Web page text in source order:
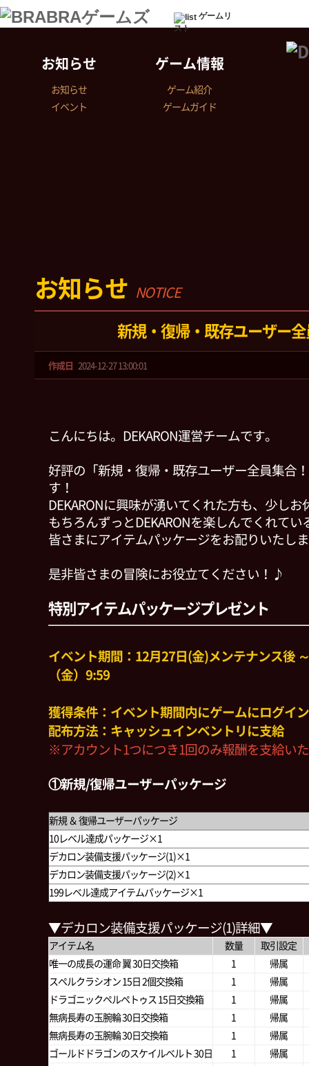
ゲームリ
スト
お知らせ
お知らせ
イベント
ゲーム情報
ゲーム紹介
ゲームガイド
お知らせ NOTICE
新規・復帰・既存ユーザー
作成日 2024-12-27 13:00:01
こんにちは。DEKARON運営チームです。
好評の「新規・復帰・既存ユーザー全員集合
す！
DEKARONに興味が湧いてくれた方も、少しお
もちろんずっとDEKARONを楽しんでくれてい
皆さまにアイテムパッケージをお配りいたし
是非皆さまの冒険にお役立てください！♪
特別アイテムパッケージプレゼント
イベント期間：12月27日(金)メンテナンス後
（金）9:59
獲得条件：イベント期間内にゲームにログイン
配布方法：キャッシュインベントリに支給
※アカウント1つにつき1回のみ報酬を支給い
①新規/復帰ユーザーパッケージ
新規 ＆ 復帰ユーザーパッケージ
10レベル達成パッケージ×1
デカロン装備支援パッケージ(1)×1
デカロン装備支援パッケージ(2)×1
199レベル達成アイテムパッケージ×1
▼デカロン装備支援パッケージ(1)詳細▼
アイテム名 数量
取引設定
唯一の成長の運命 翼 30日交換箱
1
帰属
スペルクラシオン 15日 2個交換箱
1
帰属
ドラゴニックペルペトゥス 15日交換箱
1
帰属
無病長寿の玉腕輪 30日交換箱
1
帰属
無病長寿の玉腕輪 30日交換箱
1
帰属
ゴールドドラゴンのスケイルベルト 30日
1
帰属